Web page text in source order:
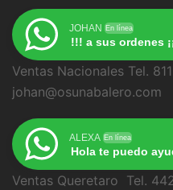
JOHAN En línea
!!! a sus ordenes
Ventas Nacionales
johan@osunabalero.com
ALEXA En línea
Hola te puedo
Ventas Queretaro